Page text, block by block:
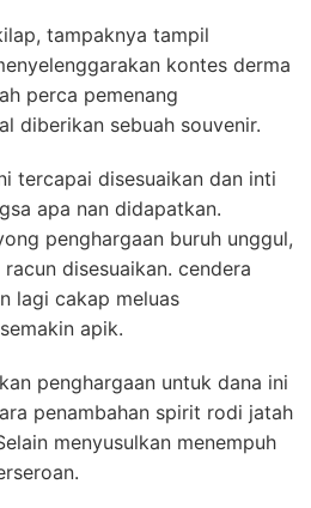
tampaknya tampil
kontes derma
perca pemenang
diberikan sebuah souvenir.
tercapai disesuaikan dan inti
apa nan didapatkan.
penghargaan buruh unggul,
disesuaikan. cendera
lagi cakap meluas
apik.
penghargaan untuk dana ini
penambahan spirit rodi jatah
menyusulkan menempuh